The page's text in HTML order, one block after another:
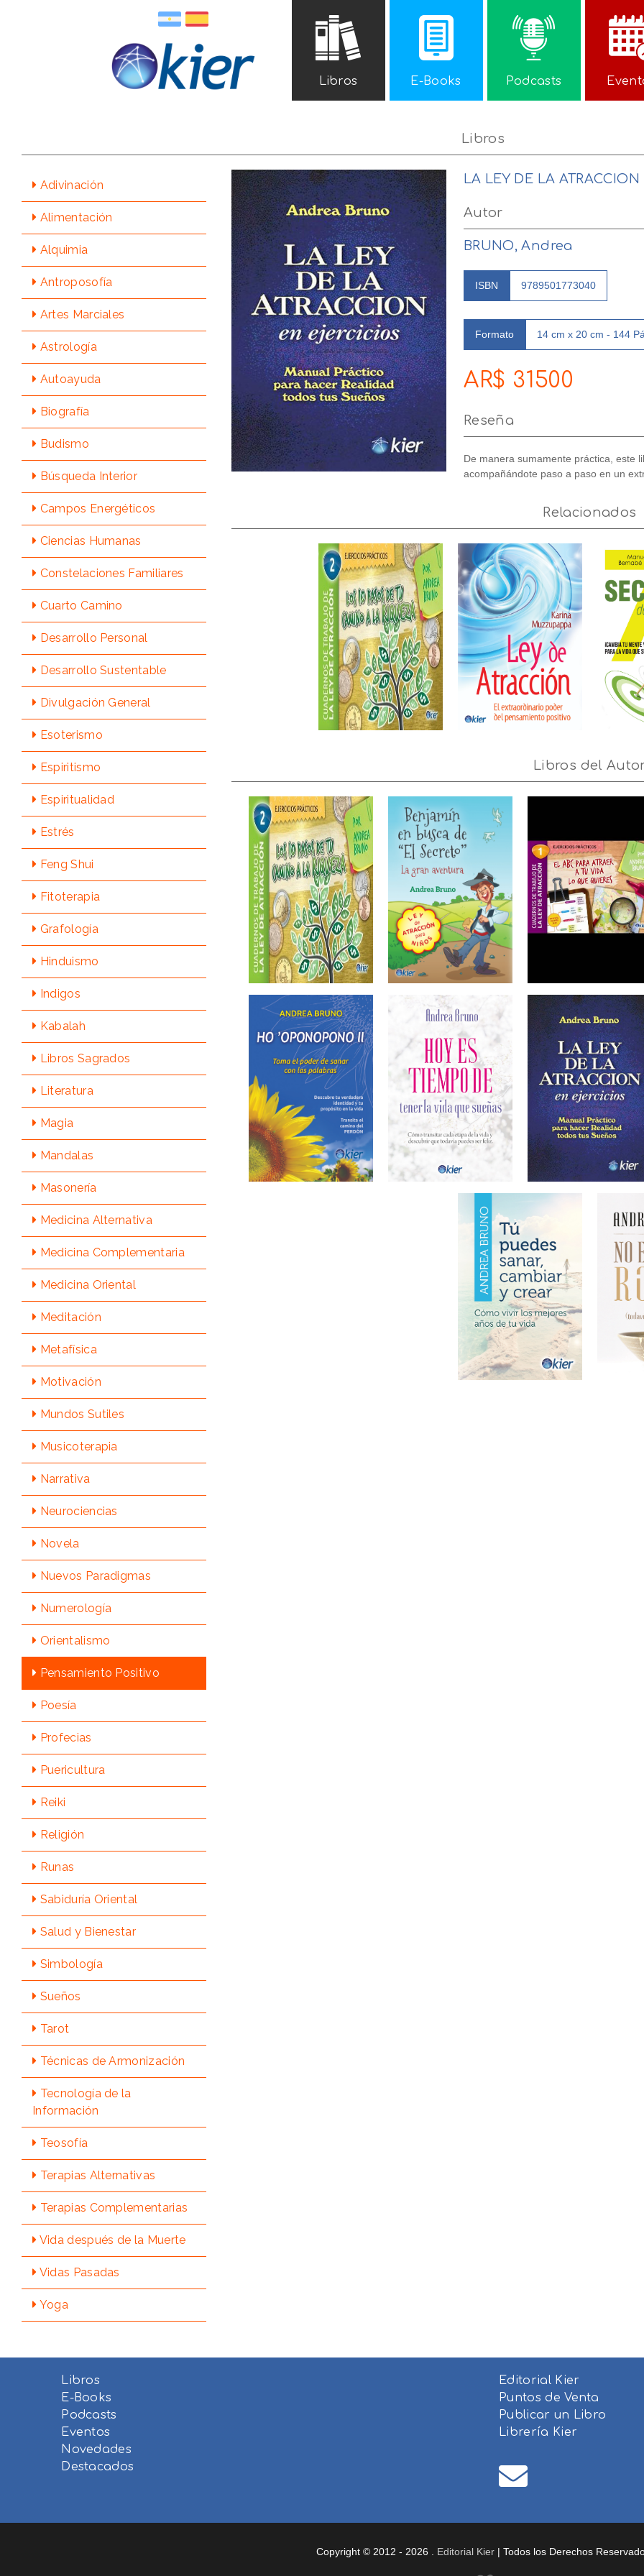
Libros E-Books Podcasts
Libros
Adivinación
Alimentación
Alquimia
Antroposofía
Artes Marciales
Astrologí­a
Autoayuda
Biografí­a
Budismo
Búsqueda Interior
Campos Energéticos
Ciencias Humanas
Constelaciones Familiares
Cuarto Camino
Desarrollo Personal
Desarrollo Sustentable
Divulgación General
Esoterismo
Espiritismo
Espiritualidad
Estrés
Feng Shui
Fitoterapia
Grafologí­a
Hinduismo
Indigos
Kabalah
Libros Sagrados
Literatura
Magia
Mandalas
Masonería
Medicina Alternativa
Medicina Complementaria
Medicina Oriental
Meditación
Metafísica
Motivación
Mundos Sutiles
Musicoterapia
Narrativa
Neurociencias
Novela
Nuevos Paradigmas
Numerologí­a
Orientalismo
Pensamiento Positivo
Poesía
Profecias
Puericultura
Reiki
Religión
Runas
Sabidurí­a Oriental
Salud y Bienestar
Simbologí­a
Sueños
Tarot
Técnicas de Armonización
Tecnologí­a de la
Información
Teosofí­a
Terapias Alternativas
Terapias Complementarias
Vida después de la Muerte
Vidas Pasadas
Yoga
LA LEY DE LA
Autor
BRUNO, Andrea
ISBN 9789501773040
Formato 14 cm x 20 cm - 144
AR$ 31500
Reseña
De manera sumamente práctica, este
acompañándote paso a paso en un
Relacionados
Libros del
Libros
E-Books
Podcasts
Eventos
Novedades
Destacados
Editorial Kier
Puntos de Venta
Publicar un Libro
Librería Kier
Copyright © 2012 - 2026 . Editorial Kier| Todos los Derechos